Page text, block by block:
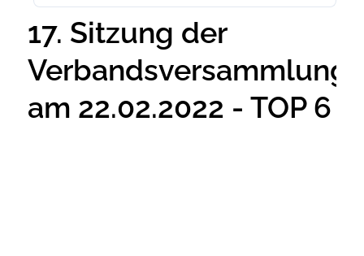
17. Sitzung der
Verbandsversammlung
am 22.02.2022 - TOP 6